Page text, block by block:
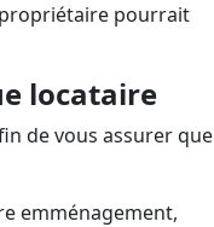
pourrait
locataire
de vous assurer que
emménagement,